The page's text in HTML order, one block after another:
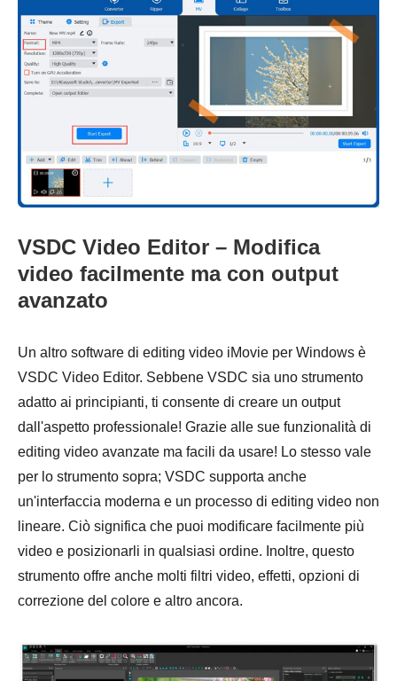
VSDC Video Editor – Modifica
video facilmente ma con output
avanzato
Un altro software di editing video iMovie per Windows è
VSDC Video Editor. Sebbene VSDC sia uno strumento
adatto ai principianti, ti consente di creare un output
dall'aspetto professionale! Grazie alle sue funzionalità di
editing video avanzate ma facili da usare! Lo stesso vale
per lo strumento sopra; VSDC supporta anche
un'interfaccia moderna e un processo di editing video non
lineare. Ciò significa che puoi modificare facilmente più
video e posizionarli in qualsiasi ordine. Inoltre, questo
strumento offre anche molti filtri video, effetti, opzioni di
correzione del colore e altro ancora.